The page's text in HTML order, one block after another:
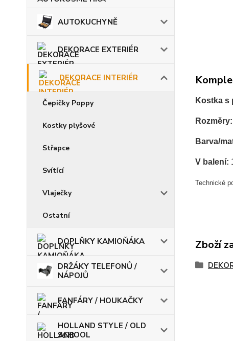
AUTOKUCHYNĚ
DEKORACE EXTERIÉR
DEKORACE INTERIÉR
Čepičky Poppy
Kostky plyšové
Střapce
Svítící
Vlaječky
Ostatní
DOPLŇKY KAMIOŇÁKA
DRŽÁKY TELEFONŮ /
NÁPOJŮ
FANFÁRY / HOUKAČKY
HOLLAND STYLE / OLD
SCHOOL
Kostka s
Rozměry:
Barva/
V balení:
Technické
Zboží